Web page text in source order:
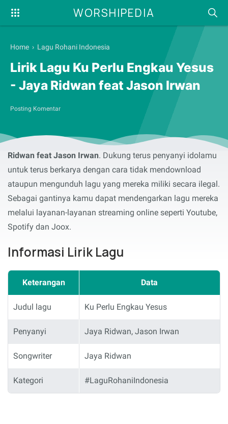
WORSHIPEDIA
Home › Lagu Rohani Indonesia
Lirik Lagu Ku Perlu Engkau Yesus
- Jaya Ridwan feat Jason Irwan
Posting Komentar
Syalom, selamat membaca serta menyanyikan lirik lagu
rohani
Ku Perlu Engkau Yesusyang dibawakan olehJaya
Ridwan feat Jason Irwan. Dukung terus penyanyi idolamu
untuk terus berkarya dengan cara tidak mendownload
ataupun mengunduh lagu yang mereka miliki secara ilegal.
Sebagai gantinya kamu dapat mendengarkan lagu mereka
melalui layanan-layanan streaming online seperti Youtube,
Spotify dan Joox.
Informasi Lirik Lagu
Keterangan Data
Judul lagu Ku Perlu Engkau Yesus
Penyanyi Jaya Ridwan, Jason Irwan
Songwriter Jaya Ridwan
Kategori #LaguRohaniIndonesia